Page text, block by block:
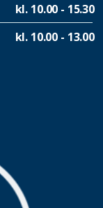
kl. 10.00 - 15.30
kl. 10.00 - 13.00